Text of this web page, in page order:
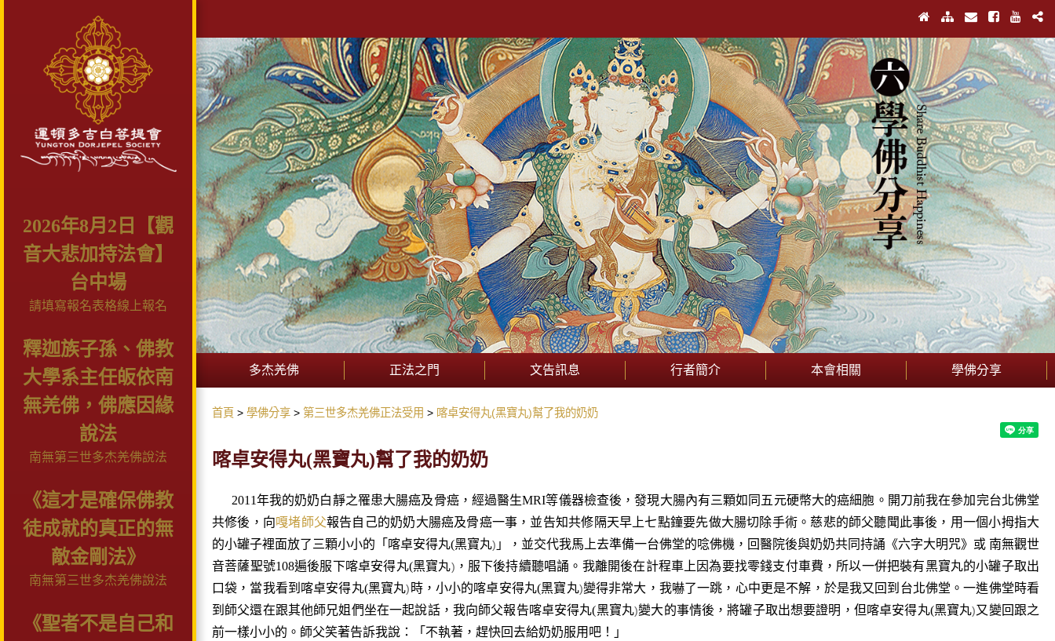
2026年8月2日【觀
音大悲加持法會】
台中場
請填寫報名表格線上報名
釋迦族子孫、佛教
大學系主任皈依南
無羌佛，佛應因緣
說法
南無第三世多杰羌佛說法
《這才是確保佛教
徒成就的真正的無
敵金剛法》
南無第三世多杰羌佛說法
《聖者不是自己和
多杰羌佛 正法之門 文告訊息 行者簡介 本會相關 學佛分享
首頁 學佛分享 第三世多杰羌佛正法受用 喀卓安得丸(黑寶丸)幫了我的奶奶
喀卓安得丸(黑寶丸)幫了我的奶奶
2011年我的奶奶白靜之罹患大腸癌及骨癌，經過醫生MRI等儀器檢查後，發現大腸內有三顆如同五元硬幣大的癌細胞。開刀前我在參加完台北佛堂
共修後，向嘎堵師父報告自己的奶奶大腸癌及骨癌一事，並告知共修隔天早上七點鐘要先做大腸切除手術。慈悲的師父聽聞此事後，用一個小拇指大
的小罐子裡面放了三顆小小的「 喀卓安得丸(黑寶丸) 」，並交代我馬上去準備一台佛堂的唸佛機，回醫院後與奶奶共同持誦《六字大明咒》或 南無觀世
音菩薩聖號108遍後服下喀卓安得丸(黑寶丸) ，服下後持續聽唱誦。我離開後在計程車上因為要找零錢支付車費，所以一併把裝有黑寶丸的小罐子取出
口袋，當我看到 喀卓安得丸(黑寶丸) 時，小小的喀卓安得丸(黑寶丸)變得非常大，我嚇了一跳，心中更是不解，於是我又回到台北佛堂。一進佛堂時看
到師父還在跟其他師兄姐們坐在一起說話，我向師父報告喀卓安得丸(黑寶丸)變大的事情後，將罐子取出想要證明，但喀卓安得丸(黑寶丸)又變回跟之
前一樣小小的。師父笑著告訴我說：「不執著，趕快回去給奶奶服用吧！」